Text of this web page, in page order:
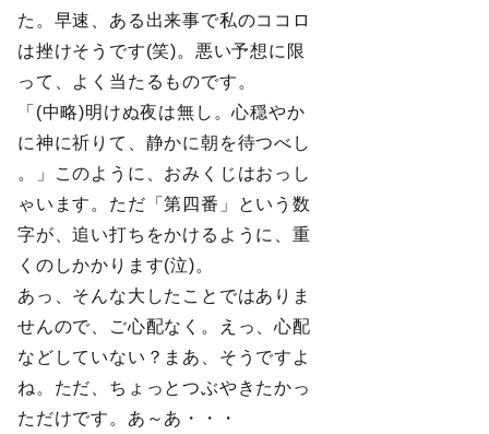
た。早速、ある出来事で私のココロ
は挫けそうです(笑)。悪い予想に限
って、よく当たるものです。
「(中略)明けぬ夜は無し。心穏やか
に神に祈りて、静かに朝を待つべし
。」このように、おみくじはおっし
ゃいます。ただ「第四番」という数
字が、追い打ちをかけるように、重
くのしかかります(泣)。
あっ、そんな大したことではありま
せんので、ご心配なく。えっ、心配
などしていない？まあ、そうですよ
ね。ただ、ちょっとつぶやきたかっ
ただけです。あ～あ・・・